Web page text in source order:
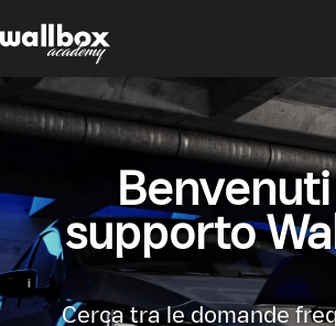
supporto
Cerca tra le domande